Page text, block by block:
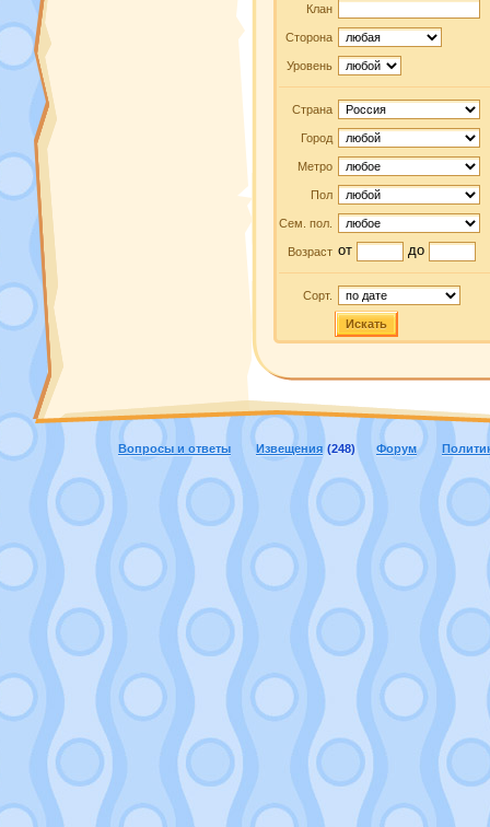
Клан
Сторона
Уровень
Страна
Город
Метро
Пол
Сем. пол.
Возраст от до
Сорт.
Искать
Вопросы и ответы Извещения (248) Форум